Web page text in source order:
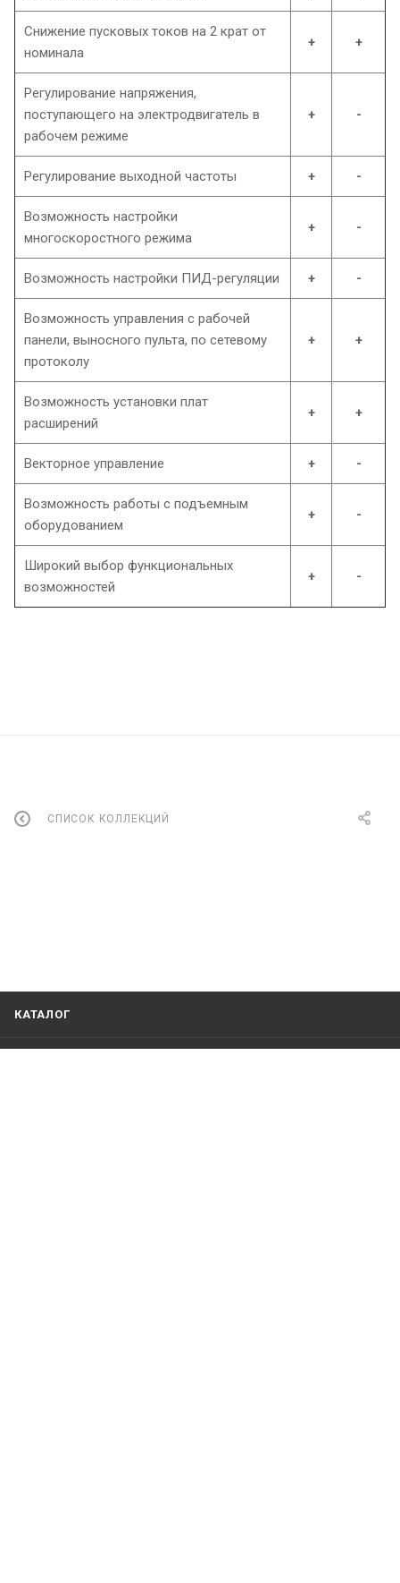
Снижение пусковых токов на 2 крат от
номинала
+ +
Регулирование напряжения,
поступающего на электродвигатель в
рабочем режиме
+ -
Регулирование выходной частоты + -
Возможность настройки
многоскоростного режима
+ -
Возможность настройки ПИД-регуляции + -
Возможность управления с рабочей
панели, выносного пульта, по сетевому
протоколу
+ +
Возможность установки плат
расширений
+ +
Векторное управление + -
Возможность работы с подъемным
оборудованием
+ -
Широкий выбор функциональных
возможностей
+ -
СПИСОК КОЛЛЕКЦИЙ
КАТАЛОГ